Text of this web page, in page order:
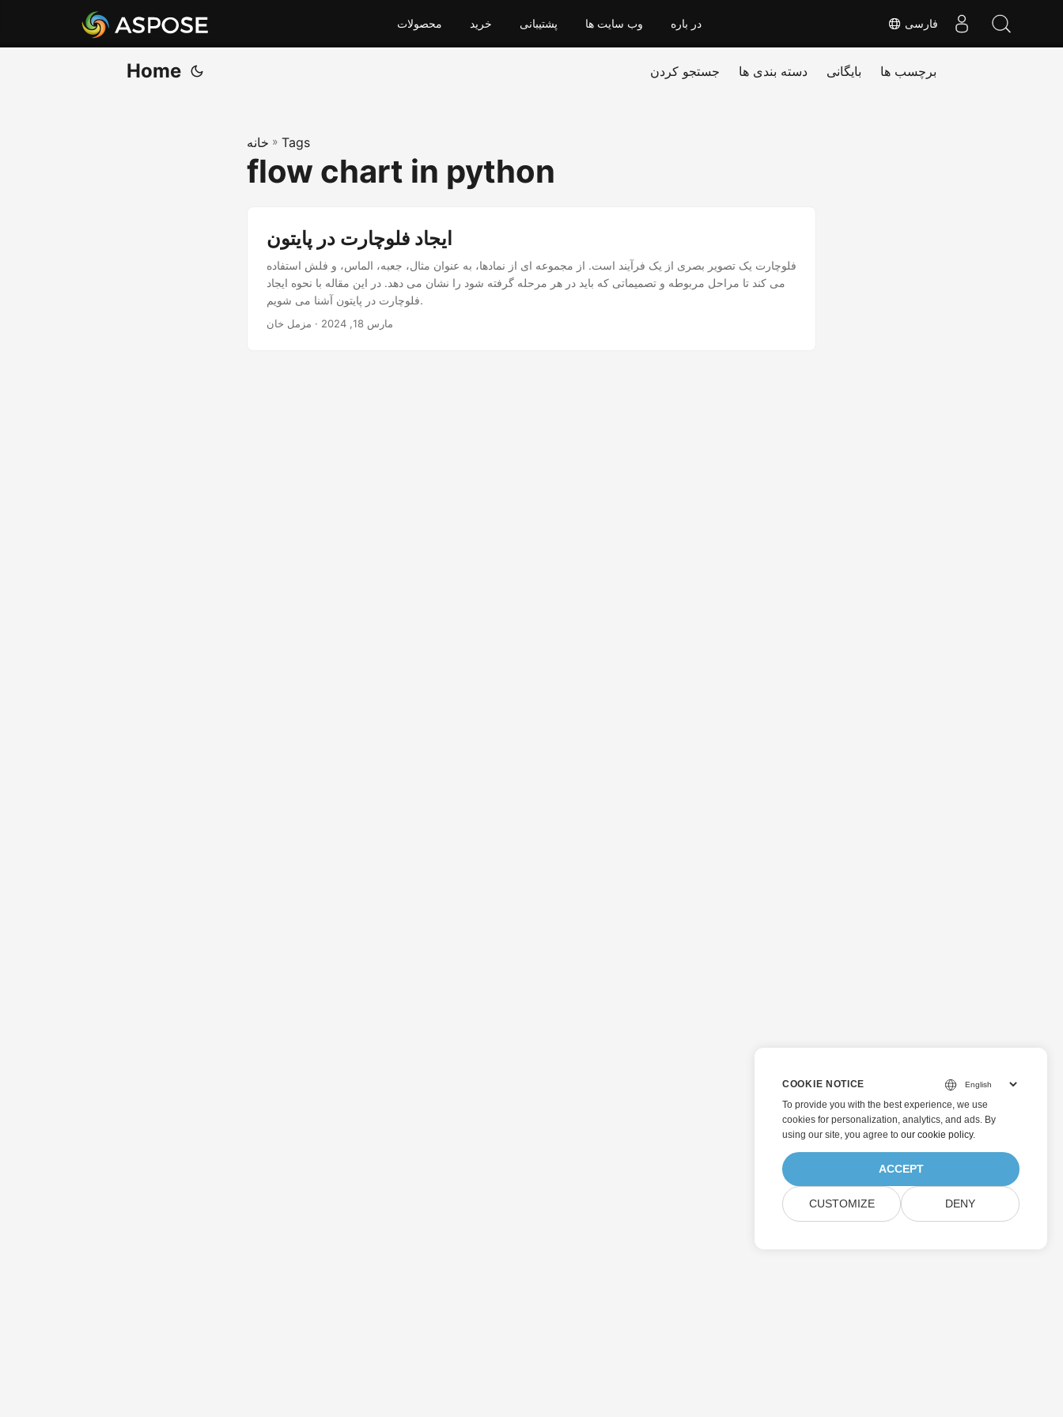
فارسی محصولات خرید پشتیبانی وب سایت ها در باره
Home جستجو کردن دسته بندی ها بایگانی برچسب ها
خانه » Tags
flow chart in python
ایجاد فلوچارت در پایتون
فلوچارت یک تصویر بصری از یک فرآیند است. از مجموعه ای از نمادها، به عنوان مثال، جعبه، الماس، و فلش استفاده
می کند تا مراحل مربوطه و تصمیماتی که باید در هر مرحله گرفته شود را نشان می دهد. در این مقاله با نحوه ایجاد
فلوچارت در پایتون آشنا می شویم.
مارس 18, 2024 · مزمل خان
COOKIE NOTICE
To provide you with the best experience, we use
cookies for personalization, analytics, and ads. By
using our site, you agree to our cookie policy.
ACCEPT
CUSTOMIZE DENY